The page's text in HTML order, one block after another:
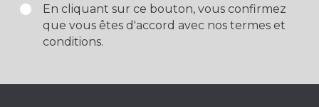
En cliquant sur ce bouton, vous confirmez
que vous êtes d'accord avec nos termes et
conditions.